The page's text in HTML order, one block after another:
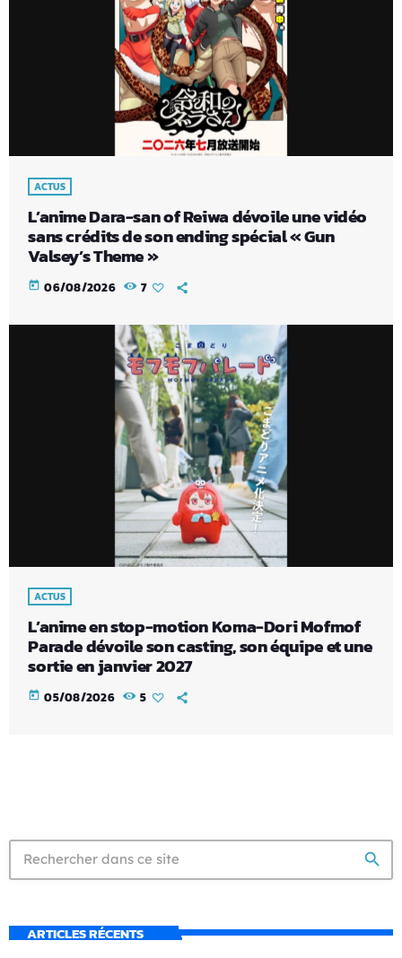
ACTUS
L’anime Dara-san of Reiwa dévoile une vidéo
sans crédits de son ending spécial « Gun
Valsey’s Theme »
today 06/08/2026 7
ACTUS
L’anime en stop-motion Koma-Dori Mofmof
Parade dévoile son casting, son équipe et une
sortie en janvier 2027
today 05/08/2026 5
search
ARTICLES RÉCENTS